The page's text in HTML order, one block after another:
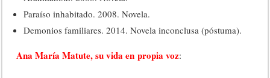
Paraíso inhabitado. 2008. Novela.
Demonios familiares. 2014. Novela inconclusa (póstuma).
Ana María Matute, su vida en propia voz: